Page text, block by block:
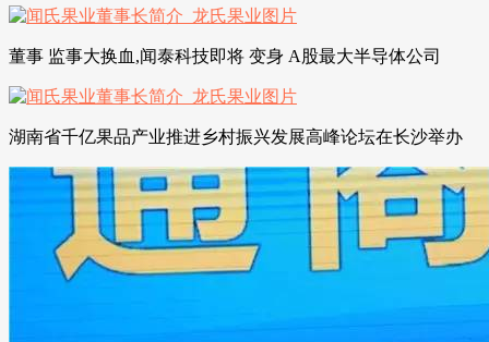
董事 监事大换血,闻泰科技即将 变身 A股最大半导体公司
湖南省千亿果品产业推进乡村振兴发展高峰论坛在长沙举办